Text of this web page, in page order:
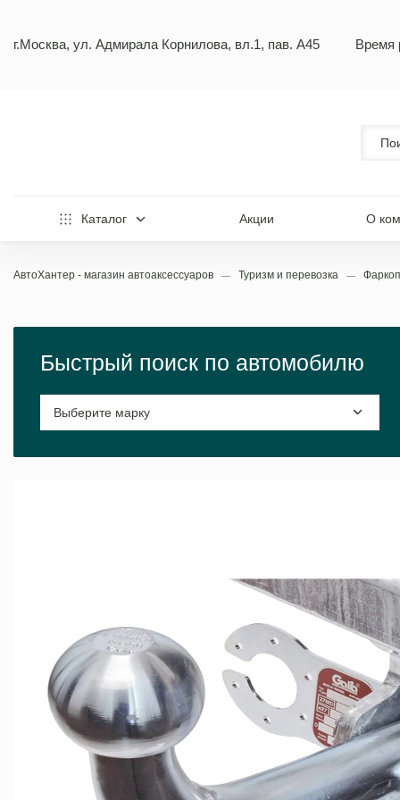
г.Москва, ул. Адмирала Корнилова, вл.1, пав. А45 Время
Каталог Акции О
АвтоХантер - магазин автоаксессуаров Туризм и перевозка
Быстрый поиск по автомобилю